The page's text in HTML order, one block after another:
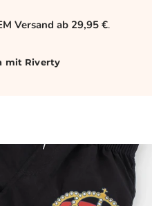
Versand ab 29,95 €.
mit Riverty